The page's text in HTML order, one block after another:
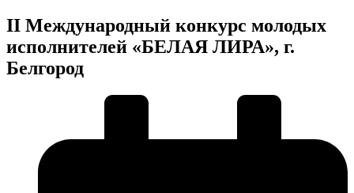
II Международный конкурс молодых
исполнителей «БЕЛАЯ ЛИРА», г.
Белгород